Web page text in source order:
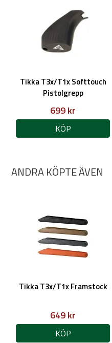
Tikka T3x/T1x Softtouch
Pistolgrepp
699 kr
KÖP
ANDRA KÖPTE ÄVEN
Tikka T3x/T1x Framstock
649 kr
KÖP